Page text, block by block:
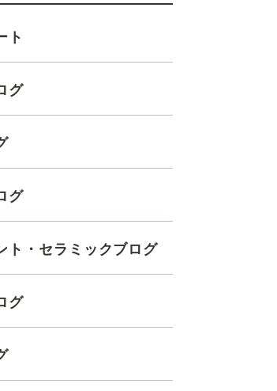
ト
グ
グ
ト・セラミックブログ
グ